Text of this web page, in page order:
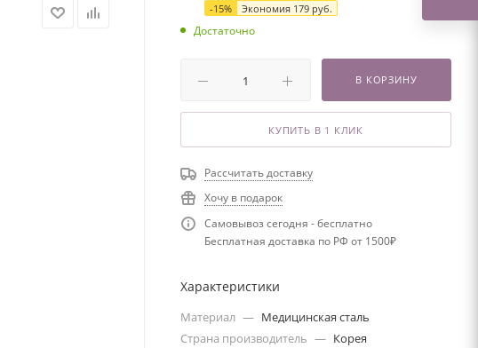
-15% Экономия 179 руб.
Достаточно
В КОРЗИНУ
КУПИТЬ В 1 КЛИК
Рассчитать доставку
Хочу в подарок
Самовывоз сегодня - бесплатно
Бесплатная доставка по РФ от 1500₽
Характеристики
Материал — Медицинская сталь
Страна производитель — Корея